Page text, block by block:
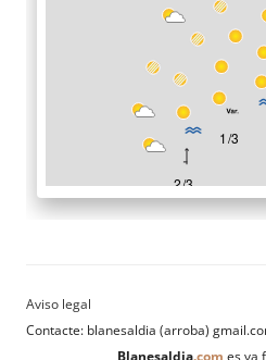
Contacte: blanesaldia (arroba)
Blanesaldia.com es va